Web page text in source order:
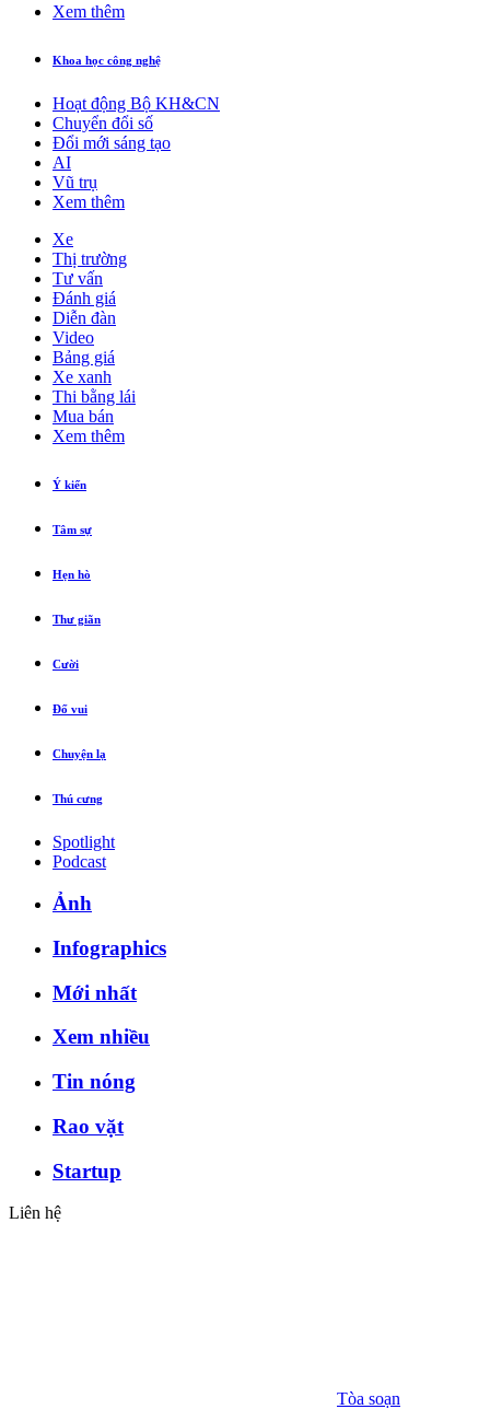
Xem thêm
Khoa học công nghệ
Hoạt động Bộ KH&CN
Chuyển đổi số
Đổi mới sáng tạo
AI
Vũ trụ
Xem thêm
Xe
Thị trường
Tư vấn
Đánh giá
Diễn đàn
Video
Bảng giá
Xe xanh
Thi bằng lái
Mua bán
Xem thêm
Ý kiến
Tâm sự
Hẹn hò
Thư giãn
Cười
Đố vui
Chuyện lạ
Thú cưng
Spotlight
Podcast
Ảnh
Infographics
Mới nhất
Xem nhiều
Tin nóng
Rao vặt
Startup
Liên hệ
Tòa soạn